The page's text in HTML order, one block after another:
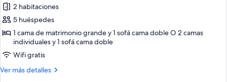
de
Suite,
2
habitaciones
(4
adults
2 habitaciones
5 huéspedes
1 cama de matrimonio grande y 1 sofá cama doble O 2 camas
individuales y 1 sofá cama doble
Wifi gratis
Ver más detalles
Más